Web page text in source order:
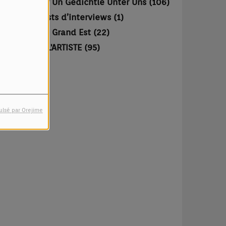
par Orejime
Lieder Un Gedichtle Unter Uns (106)
Podcasts d’interviews (1)
Région Grand Est (22)
SALUT L'ARTISTE (95)